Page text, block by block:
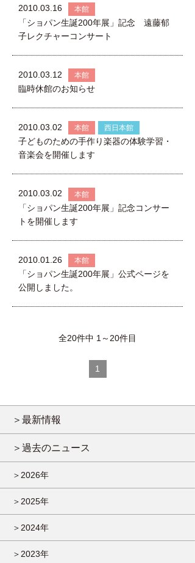
2010.03.16 本館
「ショパン生誕200年展」記念 遠藤郁
子レクチャーコンサート
2010.03.12 本館
臨時休館のお知らせ
2010.03.02 本館 西日本館
子どものための手作り楽器の体験学習・
音楽会を開催します
2010.03.02 本館
「ショパン生誕200年展」記念コンサー
トを開催します
2010.01.26 本館
「ショパン生誕200年展」公式ページを
公開しました。
全20件中 1～20件目
1
＞最新情報
＞過去のニュース
＞2026年
＞2025年
＞2024年
＞2023年